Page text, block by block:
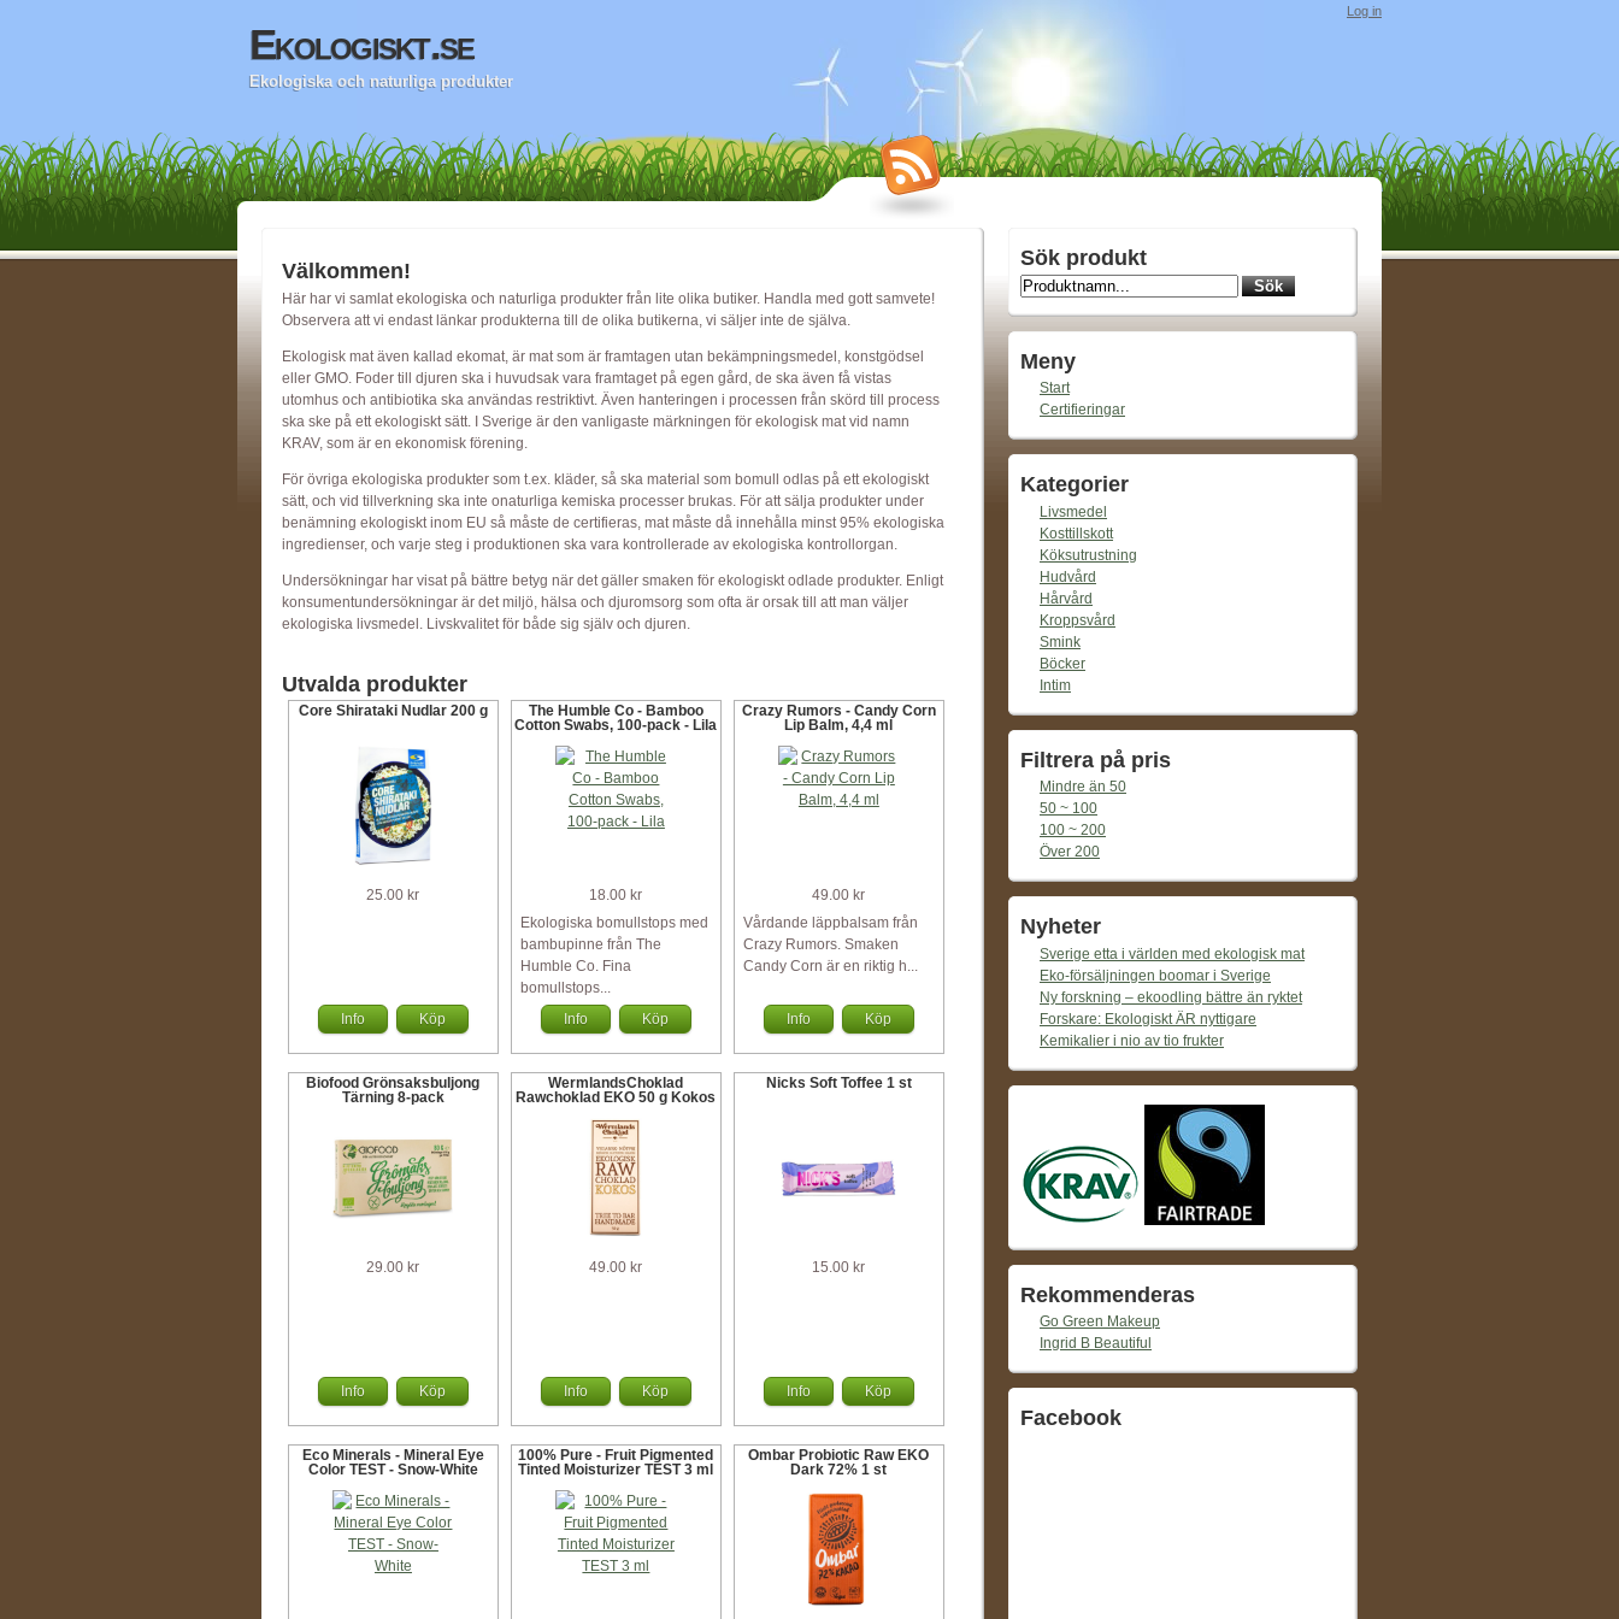
Ekologiskt.se
Ekologiska och naturliga produkter
Log in
Välkommen!
Här har vi samlat ekologiska och naturliga produkter från lite olika butiker. Handla med gott samvete!
Observera att vi endast länkar produkterna till de olika butikerna, vi säljer inte de själva.
Ekologisk mat även kallad ekomat, är mat som är framtagen utan bekämpningsmedel, konstgödsel
eller GMO. Foder till djuren ska i huvudsak vara framtaget på egen gård, de ska även få vistas
utomhus och antibiotika ska användas restriktivt. Även hanteringen i processen från skörd till process
ska ske på ett ekologiskt sätt. I Sverige är den vanligaste märkningen för ekologisk mat vid namn
KRAV, som är en ekonomisk förening.
För övriga ekologiska produkter som t.ex. kläder, så ska material som bomull odlas på ett ekologiskt
sätt, och vid tillverkning ska inte onaturliga kemiska processer brukas. För att sälja produkter under
benämning ekologiskt inom EU så måste de certifieras, mat måste då innehålla minst 95% ekologiska
ingredienser, och varje steg i produktionen ska vara kontrollerade av ekologiska kontrollorgan.
Undersökningar har visat på bättre betyg när det gäller smaken för ekologiskt odlade produkter. Enligt
konsumentundersökningar är det miljö, hälsa och djuromsorg som ofta är orsak till att man väljer
ekologiska livsmedel. Livskvalitet för både sig själv och djuren.
Utvalda produkter
Core Shirataki Nudlar 200 g
25.00 kr
Info Köp
The Humble Co - Bamboo
Cotton Swabs, 100-pack - Lila
18.00 kr
Ekologiska bomullstops med
bambupinne från The
Humble Co. Fina
bomullstops...
Info
Köp
Crazy Rumors - Candy Corn
Lip Balm, 4,4 ml
49.00 kr
Vårdande läppbalsam från
Crazy Rumors. Smaken
Candy Corn är en riktig h...
Info Köp
Biofood Grönsaksbuljong
Tärning 8-pack
29.00 kr
Info Köp
WermlandsChoklad
Rawchoklad EKO 50 g Kokos
49.00 kr
Info Köp
Nicks Soft Toffee 1 st
15.00 kr
Info Köp
Eco Minerals - Mineral Eye
Color TEST - Snow-White
100% Pure - Fruit Pigmented
Tinted Moisturizer TEST 3 ml
Ombar Probiotic Raw EKO
Dark 72% 1 st
Sök produkt
Meny
Start
Certifieringar
Kategorier
Livsmedel
Kosttillskott
Köksutrustning
Hudvård
Hårvård
Kroppsvård
Smink
Böcker
Intim
Filtrera på pris
Mindre än 50
50 ~ 100
100 ~ 200
Över 200
Nyheter
Sverige etta i världen med ekologisk mat
Eko-försäljningen boomar i Sverige
Ny forskning – ekoodling bättre än ryktet
Forskare: Ekologiskt ÄR nyttigare
Kemikalier i nio av tio frukter
Rekommenderas
Go Green Makeup
Ingrid B Beautiful
Facebook